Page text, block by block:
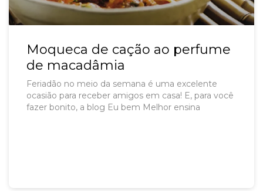
Moqueca de cação ao perfume
de macadâmia
Feriadão no meio da semana é uma excelente
ocasião para receber amigos em casa! E, para você
fazer bonito, a blog Eu bem Melhor ensina